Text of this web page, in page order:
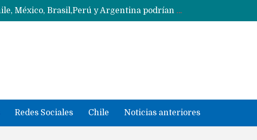
Data Centers de Huawei en Chile, México, Brasil,Perú y Argentina podrían verse afectados por arremetida de EE.UU
Ahora Honor copia diseño de los anillos traseros con pantalla del fabricante Oppo
Redes Sociales Chile Noticias anteriores